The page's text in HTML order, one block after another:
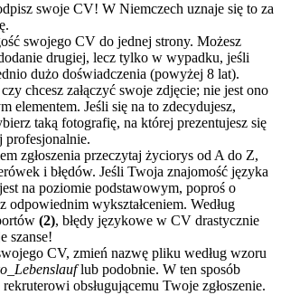
swoje CV! W Niemczech uznaje się to za
swojego CV do jednej strony. Możesz
drugiej, lecz tylko w wypadku, jeśli
dużo doświadczenia (powyżej 8 lat).
chcesz załączyć swoje zdjęcie; nie jest ono
elementem. Jeśli się na to zdecydujesz,
taką fotografię, na której prezentujesz się
profesjonalnie.
zgłoszenia przeczytaj życiorys od A do Z,
i błędów. Jeśli Twoja znajomość języka
na poziomie podstawowym, poproś o
odpowiednim wykształceniem. Według
(2), błędy językowe w CV drastycznie
szanse!
CV, zmień nazwę pliku według wzoru
lub podobnie. W ten sposób
obsługującemu Twoje zgłoszenie.